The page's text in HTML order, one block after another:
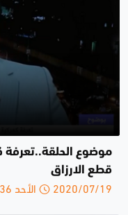
موضوع الحلقة..تعرفة
قطع الارزاق
2020/07/19 الأحد 23:36 م